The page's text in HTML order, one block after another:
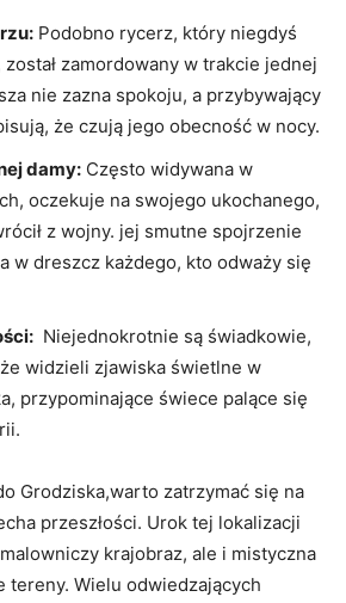
Podobno⁣ rycerz, który niegdyś
został zamordowany w trakcie ‌jednej
⁣nie⁣ zazna spokoju,​ a przybywający
że czują jego⁣ obecność w nocy.
damy: ⁢Często⁣ widywana w
oczekuje⁢ na swojego⁢ ukochanego,⁣
z⁤ wojny. jej smutne spojrzenie
w dreszcz każdego, kto odważy się
‍ Niejednokrotnie ‍są ​świadkowie,
widzieli zjawiska ‍świetlne w
przypominające świece palące ⁤się
Grodziska,warto zatrzymać⁤ się na
przeszłości. Urok tej lokalizacji
krajobraz,‌ ale ‍i mistyczna
tereny. Wielu odwiedzających